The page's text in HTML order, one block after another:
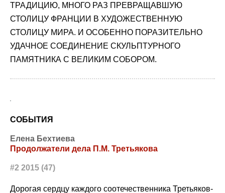
ТРАДИЦИЮ, МНОГО РАЗ ПРЕВРАЩАВШУЮ
СТОЛИЦУ ФРАНЦИИ В ХУДОЖЕСТВЕННУЮ
СТОЛИЦУ МИРА. И ОСОБЕННО ПОРАЗИТЕЛЬНО
УДАЧНОЕ СОЕДИНЕНИЕ СКУЛЬПТУРНОГО
ПАМЯТНИКА С ВЕЛИКИМ СОБОРОМ.
СОБЫТИЯ
Елена Бехтиева
Продолжатели дела П.М. Третьякова
#2 2015 (47)
Дорогая сердцу каждого соотечественника Третьяков-